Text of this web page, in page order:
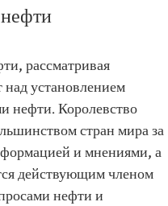
рассматривая
над установлением
нефти. Королевство
стран мира за
и мнениями, а
действующим членом
нефти и